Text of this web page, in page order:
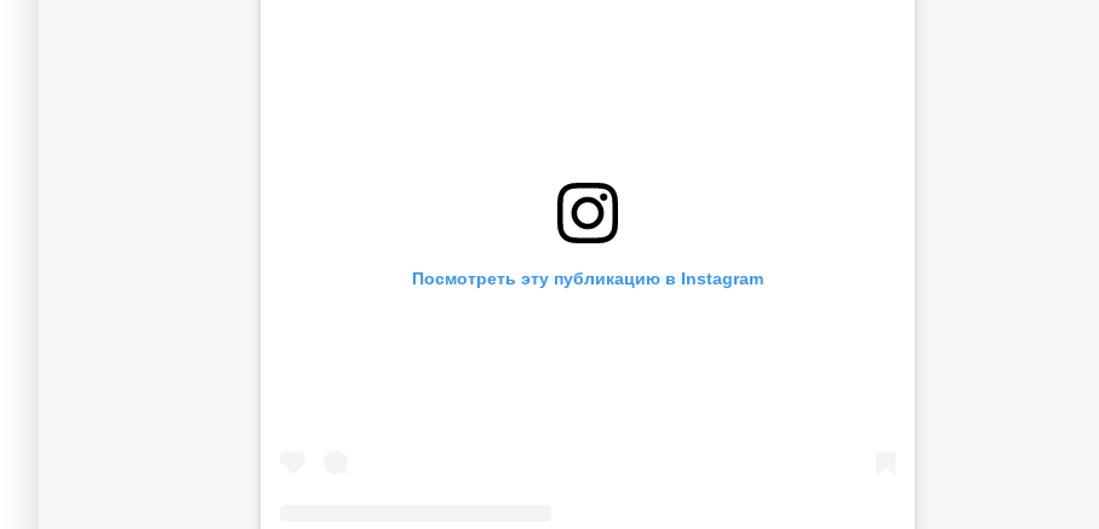
Посмотреть эту публикацию в Instagram